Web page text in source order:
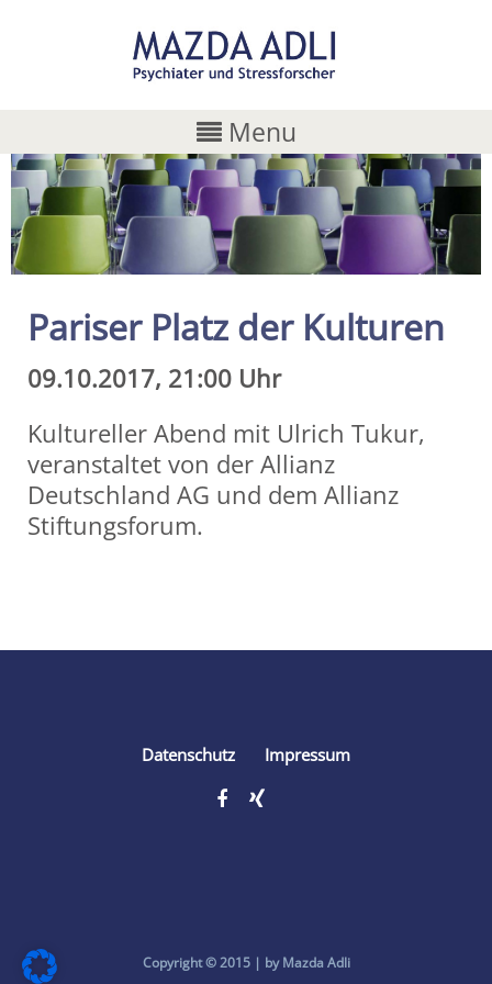
Menu
Pariser Platz der Kulturen
09.10.2017, 21:00 Uhr
Kultureller Abend mit Ulrich Tukur,
veranstaltet von der Allianz
Deutschland AG und dem Allianz
Stiftungsforum.
Datenschutz Impressum
Copyright © 2015 | by Mazda Adli